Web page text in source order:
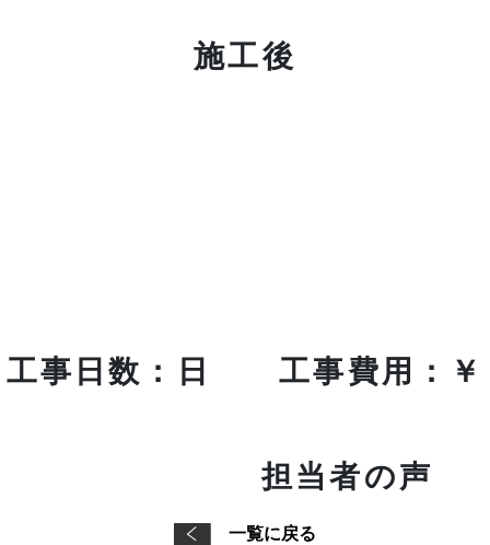
施工後
工事日数：日 工事費用：￥
担当者の声
一覧に戻る